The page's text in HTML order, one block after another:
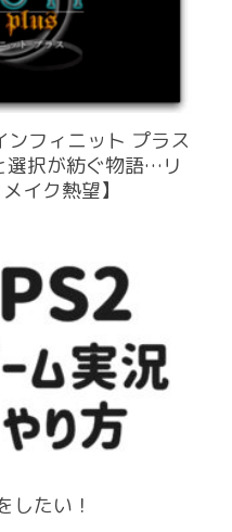
ンフィニット プラス
選択が紡ぐ物語…リ
イク熱望】
したい！